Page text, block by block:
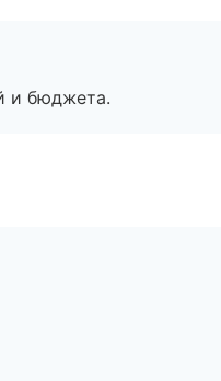
и бюджета.